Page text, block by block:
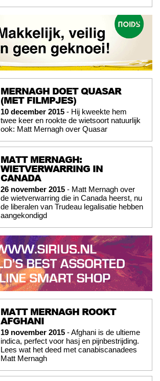
MERNAGH DOET QUASAR
(MET FILMPJES)
10 december 2015 - Hij kweekte hem
twee keer en rookte de wietsoort natuurlijk
ook: Matt Mernagh over Quasar
MATT MERNAGH:
WIETVERWARRING IN
CANADA
26 november 2015 - Matt Mernagh over
de wietverwarring die in Canada heerst, nu
de liberalen van Trudeau legalisatie hebben
aangekondigd
MATT MERNAGH ROOKT
AFGHANI
19 november 2015 - Afghani is de ultieme
indica, perfect voor hasj en pijnbestrijding.
Lees wat het deed met canabiscanadees
Matt Mernagh